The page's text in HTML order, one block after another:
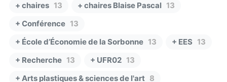
+ chaires 13 + chaires Blaise Pascal 13
+ Conférence 13
+ École d’Économie de la Sorbonne 13 + EES 13
+ Recherche 13 + UFR02 13
+ Arts plastiques & sciences de l'art 8